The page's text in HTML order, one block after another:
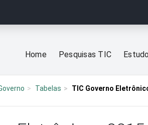
Home Pesquisas TIC
Tabelas TIC Governo